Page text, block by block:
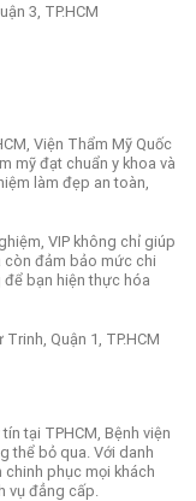
3, TP.HCM
Viện Thẩm Mỹ Quốc
mỹ đạt chuẩn y khoa và
làm đẹp an toàn,
VIP không chỉ giúp
còn đảm bảo mức chi
bạn hiện thực hóa
Quận 1, TP.HCM
tại TPHCM, Bệnh viện
thể bỏ qua. Với danh
phục mọi khách
vụ đẳng cấp.